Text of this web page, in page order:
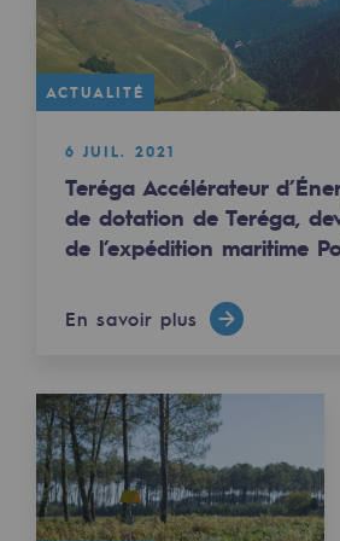
2050 : un monde
Objectif Hydrogène
CCUS Objectif Zéro
Objectif Biométhane
Le Labo
Acteur engagé
Responsabilité
Responsabilité
BE POSITIF, le
ACTUALITÉ
6 JUIL. 2021
Teréga Accélérateur
de dotation de Teréga,
de l’expédition maritime
En savoir plus